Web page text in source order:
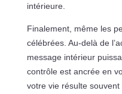
intérieure.
Finalement, même les
célébrées. Au-delà de
message intérieur
contrôle est ancrée en
votre vie résulte